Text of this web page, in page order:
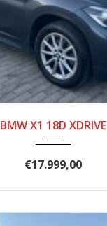
BMW X1 18D XDRIVE
€17.999,00